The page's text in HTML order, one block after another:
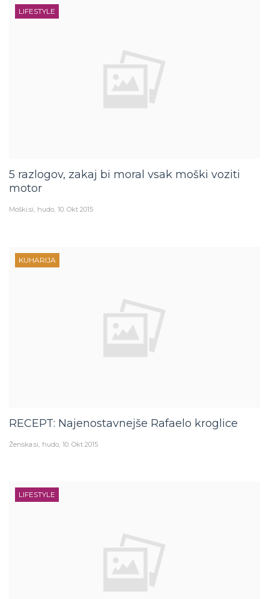
LIFESTYLE
5 razlogov, zakaj bi moral vsak moški voziti
motor
Moški.si hudo 10. Okt 2015
KUHARIJA
RECEPT: Najenostavnejše Rafaelo kroglice
Ženska.si hudo 10. Okt 2015
LIFESTYLE